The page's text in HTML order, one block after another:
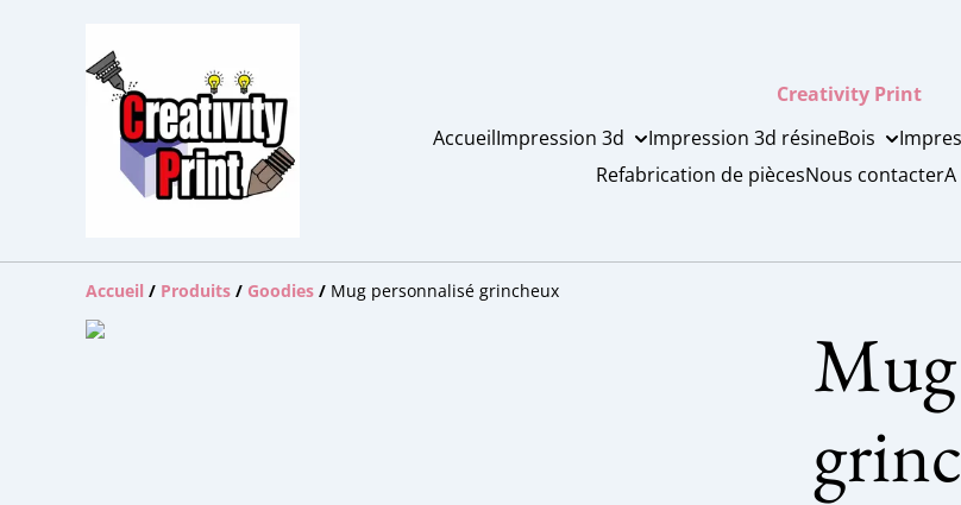
Creativity Print
AccueilImpression 3d Impression 3d résineBois
Refabrication de piècesNous contacter
Accueil / Produits / Goodies / Mug personnalisé grincheux